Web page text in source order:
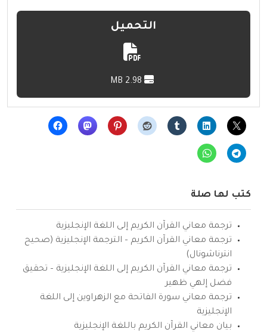
التحميل
كتب لها صلة
ترجمة معاني القرآن الكريم إلى اللغة الإنجليزية
ترجمة معاني القرآن الكريم – الترجمة الإنجليزية (صحيح
انترناشونال)
ترجمة معاني القرآن الكريم إلى اللغة الإنجليزية – تحقيق
فضل إلهي ظهير
ترجمة معاني سورة الفاتحة مع الزهراوين إلى اللغة
الإنجليزية
بيان معاني القرآن الكريم باللغة الإنجليزية